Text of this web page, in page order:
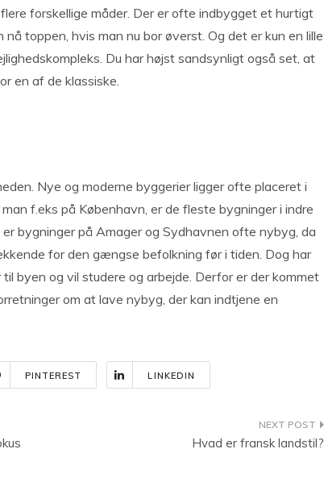
forskellige måder. Der er ofte indbygget et hurtigt
toppen, hvis man nu bor øverst. Og det er kun en lille
Du har højst sandsynligt også set, at
en af de klassiske.
Nye og moderne byggerier ligger ofte placeret i
f.eks på København, er de fleste bygninger i indre
bygninger på Amager og Sydhavnen ofte nybyg, da
for den gængse befolkning før i tiden. Dog har
byen og vil studere og arbejde. Derfor er der kommet
om at lave nybyg, der kan indtjene en
PINTEREST LINKEDIN
Hvad er fransk landstil?